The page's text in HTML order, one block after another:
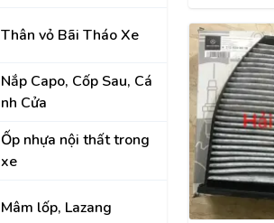
HYUNDAI
KIA
Thân vỏ Bãi Tháo Xe
Nắp Capo, Cốp Sau, Cá
nh Cửa
Ốp nhựa nội thất trong
xe
Mâm lốp, Lazang